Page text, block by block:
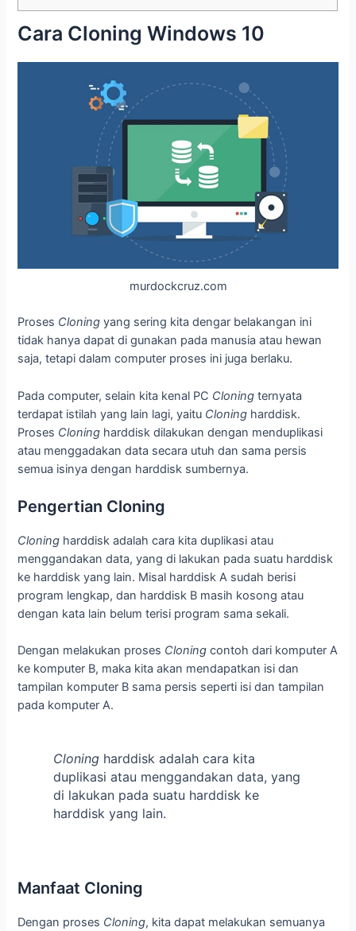
Cara Cloning Windows 10
murdockcruz.com
Proses Cloning yang sering kita dengar belakangan ini
tidak hanya dapat di gunakan pada manusia atau hewan
saja, tetapi dalam computer proses ini juga berlaku.
Pada computer, selain kita kenal PC Cloning ternyata
terdapat istilah yang lain lagi, yaitu Cloning harddisk.
Proses Cloning harddisk dilakukan dengan menduplikasi
atau menggadakan data secara utuh dan sama persis
semua isinya dengan harddisk sumbernya.
Pengertian Cloning
Cloning harddisk adalah cara kita duplikasi atau
menggandakan data, yang di lakukan pada suatu harddisk
ke harddisk yang lain. Misal harddisk A sudah berisi
program lengkap, dan harddisk B masih kosong atau
dengan kata lain belum terisi program sama sekali.
Dengan melakukan proses Cloning contoh dari komputer A
ke komputer B, maka kita akan mendapatkan isi dan
tampilan komputer B sama persis seperti isi dan tampilan
pada komputer A.
Cloning harddisk adalah cara kita
duplikasi atau menggandakan data, yang
di lakukan pada suatu harddisk ke
harddisk yang lain.
Manfaat Cloning
Dengan proses Cloning, kita dapat melakukan semuanya